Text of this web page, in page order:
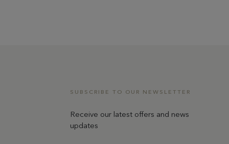
SUBSCRIBE TO OUR NEWSLETTER
Receive our latest offers and news
updates